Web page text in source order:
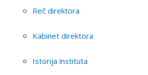
Reč direktora
Kabinet direktora
Istorija instituta